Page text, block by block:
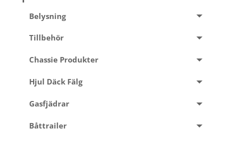
Belysning
Tillbehör
Chassie Produkter
Hjul Däck Fälg
Gasfjädrar
Båttrailer